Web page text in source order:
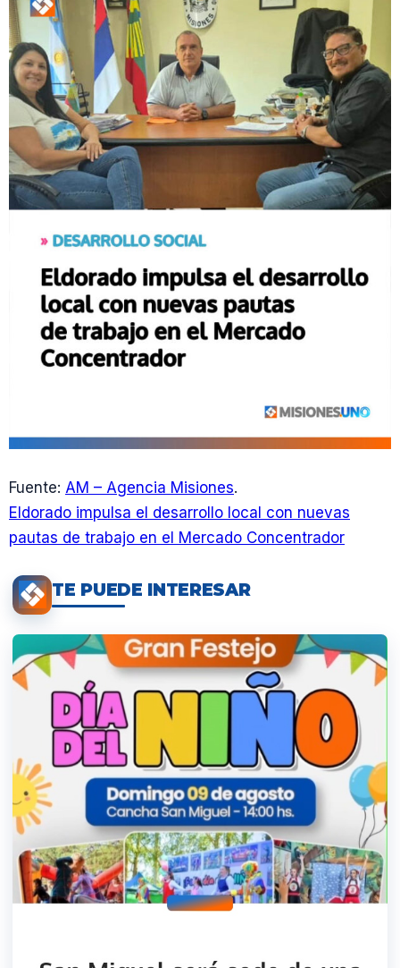
Fuente: AM – Agencia Misiones.
Eldorado impulsa el desarrollo local con nuevas
pautas de trabajo en el Mercado Concentrador
TE PUEDE INTERESAR